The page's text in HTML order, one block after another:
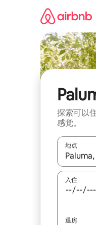
探索可以
感觉。
地点
如有搜索
入住
退房